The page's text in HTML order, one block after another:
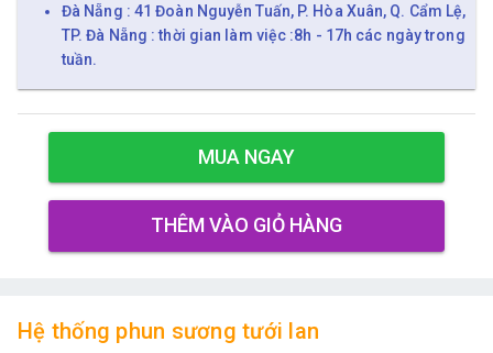
Đà Nẵng : 41 Đoàn Nguyễn Tuấn, P. Hòa Xuân, Q. Cẩm Lệ,
TP. Đà Nẵng : thời gian làm việc :8h - 17h các ngày trong
tuần.
MUA NGAY
THÊM VÀO GIỎ HÀNG
Hệ thống phun sương tưới lan